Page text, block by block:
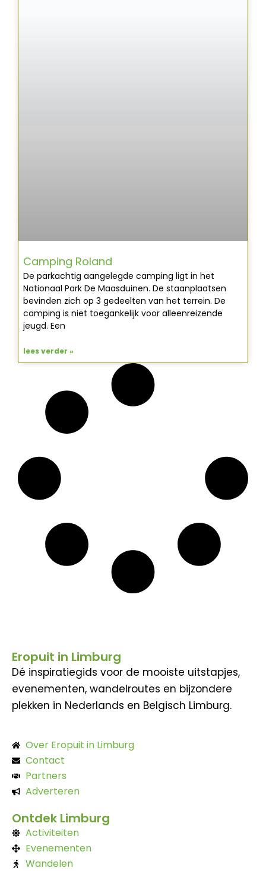
Camping Roland
De parkachtig aangelegde camping ligt in het
Nationaal Park De Maasduinen. De staanplaatsen
bevinden zich op 3 gedeelten van het terrein. De
camping is niet toegankelijk voor alleenreizende
jeugd. Een
lees verder »
Eropuit in Limburg
Dé inspiratiegids voor de mooiste uitstapjes,
evenementen, wandelroutes en bijzondere
plekken in Nederlands en Belgisch Limburg.
Over Eropuit in Limburg
Contact
Partners
Adverteren
Ontdek Limburg
Activiteiten
Evenementen
Wandelen